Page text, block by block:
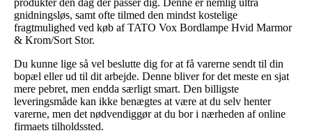
gnidningsløs, samt ofte tilmed den mindst kostelige
fragtmulighed ved køb af TATO Vox Bordlampe Hvid Marmor
& Krom/Sort Stor.
Du kunne lige så vel beslutte dig for at få varerne sendt til din
bopæl eller ud til dit arbejde. Denne bliver for det meste en sjat
mere pebret, men endda særligt smart. Den billigste
leveringsmåde kan ikke benægtes at være at du selv henter
varerne, men det nødvendiggør at du bor i nærheden af online
firmaets tilholdssted.